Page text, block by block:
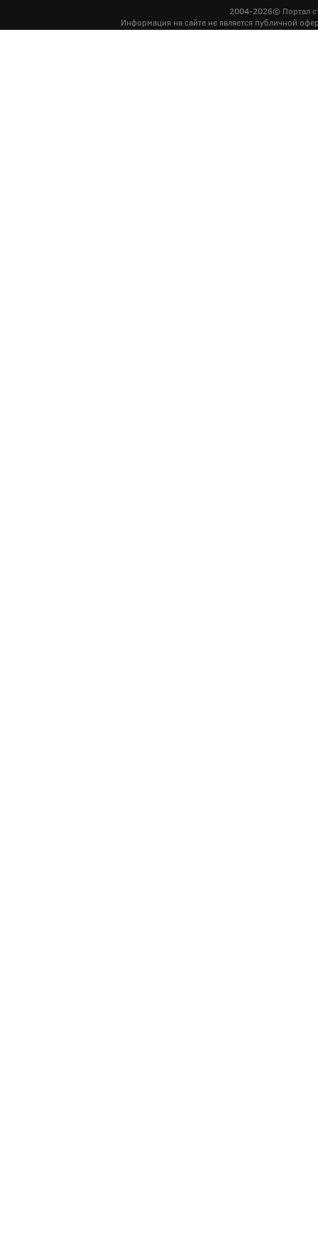
2004-2026© Портал
Информация на сайте не является публичной